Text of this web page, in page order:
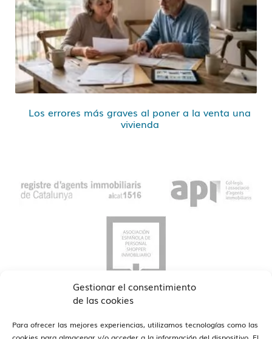
Gestionar el consentimiento
de las cookies
Para ofrecer las mejores experiencias, utilizamos tecnologías como las
Los errores más graves al poner a la venta una
vivienda